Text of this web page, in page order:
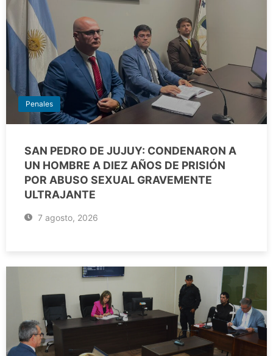
Penales
SAN PEDRO DE JUJUY: CONDENARON A
UN HOMBRE A DIEZ AÑOS DE PRISIÓN
POR ABUSO SEXUAL GRAVEMENTE
ULTRAJANTE
7 agosto, 2026